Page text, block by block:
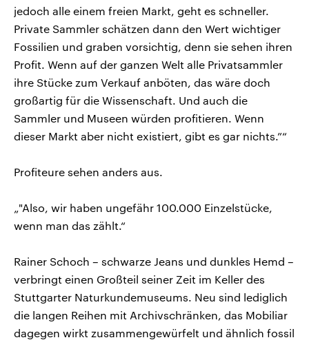
jedoch alle einem freien Markt, geht es schneller.
Private Sammler schätzen dann den Wert wichtiger
Fossilien und graben vorsichtig, denn sie sehen ihren
Profit. Wenn auf der ganzen Welt alle Privatsammler
ihre Stücke zum Verkauf anböten, das wäre doch
großartig für die Wissenschaft. Und auch die
Sammler und Museen würden profitieren. Wenn
dieser Markt aber nicht existiert, gibt es gar nichts.”“
Profiteure sehen anders aus.
„"Also, wir haben ungefähr 100.000 Einzelstücke,
wenn man das zählt.“
Rainer Schoch – schwarze Jeans und dunkles Hemd –
verbringt einen Großteil seiner Zeit im Keller des
Stuttgarter Naturkundemuseums. Neu sind lediglich
die langen Reihen mit Archivschränken, das Mobiliar
dagegen wirkt zusammengewürfelt und ähnlich fossil